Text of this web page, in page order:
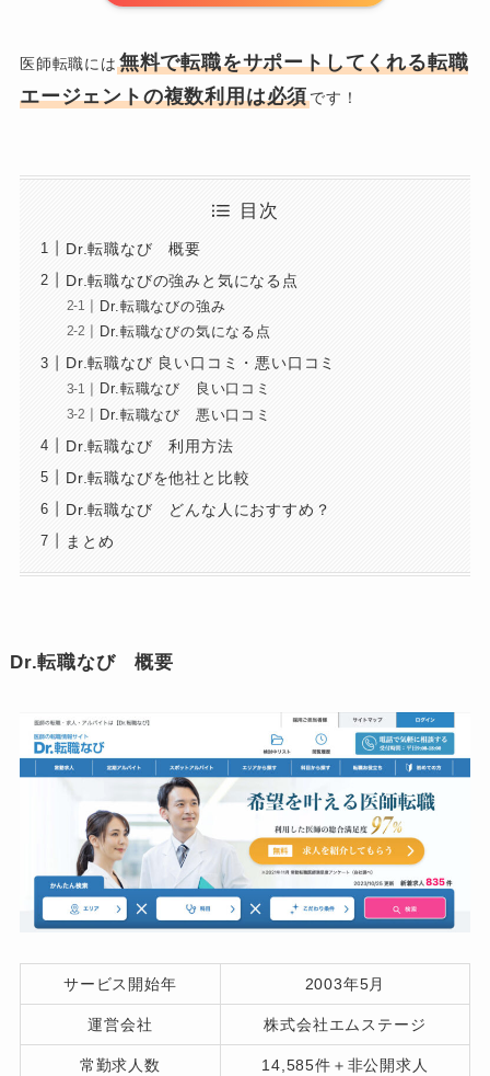
医師転職には 無料で転職をサポートしてくれる転職
エージェントの複数利用は必須です！
目次
Dr.転職なび 概要
Dr.転職なびの強みと気になる点
Dr.転職なびの強み
Dr.転職なびの気になる点
Dr.転職なび 良い口コミ・悪い口コミ
Dr.転職なび 良い口コミ
Dr.転職なび 悪い口コミ
Dr.転職なび 利用方法
Dr.転職なびを他社と比較
Dr.転職なび どんな人におすすめ？
まとめ
Dr.転職なび 概要
サービス開始年 2003年5月
運営会社 株式会社エムステージ
常勤求人数 14,585件＋非公開求人